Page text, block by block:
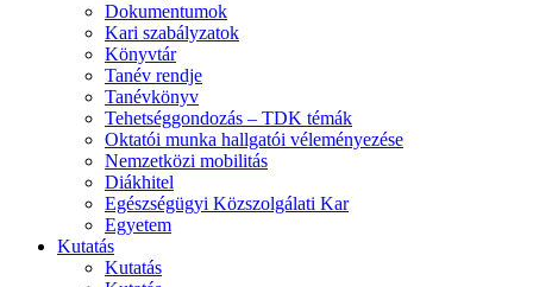
Dokumentumok
Kari szabályzatok
Könyvtár
Tanév rendje
Tanévkönyv
Tehetséggondozás – TDK témák
Oktatói munka hallgatói véleményezése
Nemzetközi mobilitás
Diákhitel
Egészségügyi Közszolgálati Kar
Egyetem
Kutatás
Kutatás